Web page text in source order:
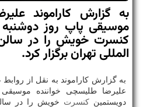
به گزارش كاراموند
كنسرت خویش را در سالن
المللی تهران برگزار كرد.
به گزارش كاراموند به نقل از
دویستمین كنسرت خویش را در